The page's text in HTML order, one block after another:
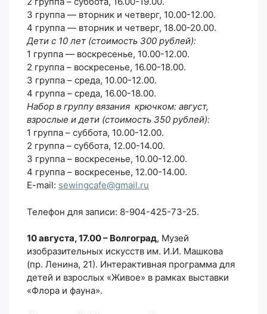
3 группа — вторник и четверг, 10.00-12.00.
4 группа — вторник и четверг, 18.00-20.00.
Дети с 10 лет (стоимость 300 рублей):
1 группа — воскресенье, 10.00-12.00.
2 группа – воскресенье, 16.00-18.00.
3 группа – среда, 10.00-12.00.
4 группа – среда, 16.00-18.00.
Набор в группу вязания крючком: август,
взрослые и дети (стоимость 350 рублей):
1 группа – суббота, 10.00-12.00.
2 группа – суббота, 12.00-14.00.
3 группа – воскресенье, 10.00-12.00.
4 группа – воскресенье, 12.00-14.00.
E-mail: sewingcafe@gmail.ru
Телефон для записи: 8-904-425-73-25.
10 августа, 17.00 – Волгоград, Музей
изобразительных искусств им. И.И. Машкова
(пр. Ленина, 21). Интерактивная программа для
детей и взрослых «Живое» в рамках выставки
«Флора и фауна».